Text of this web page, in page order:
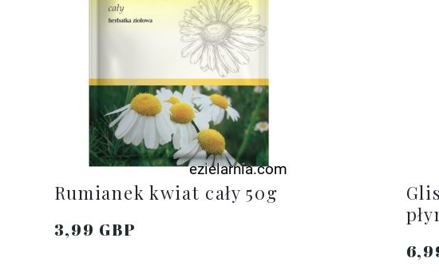
Rumianek kwiat cały 50g
3,99 GBP